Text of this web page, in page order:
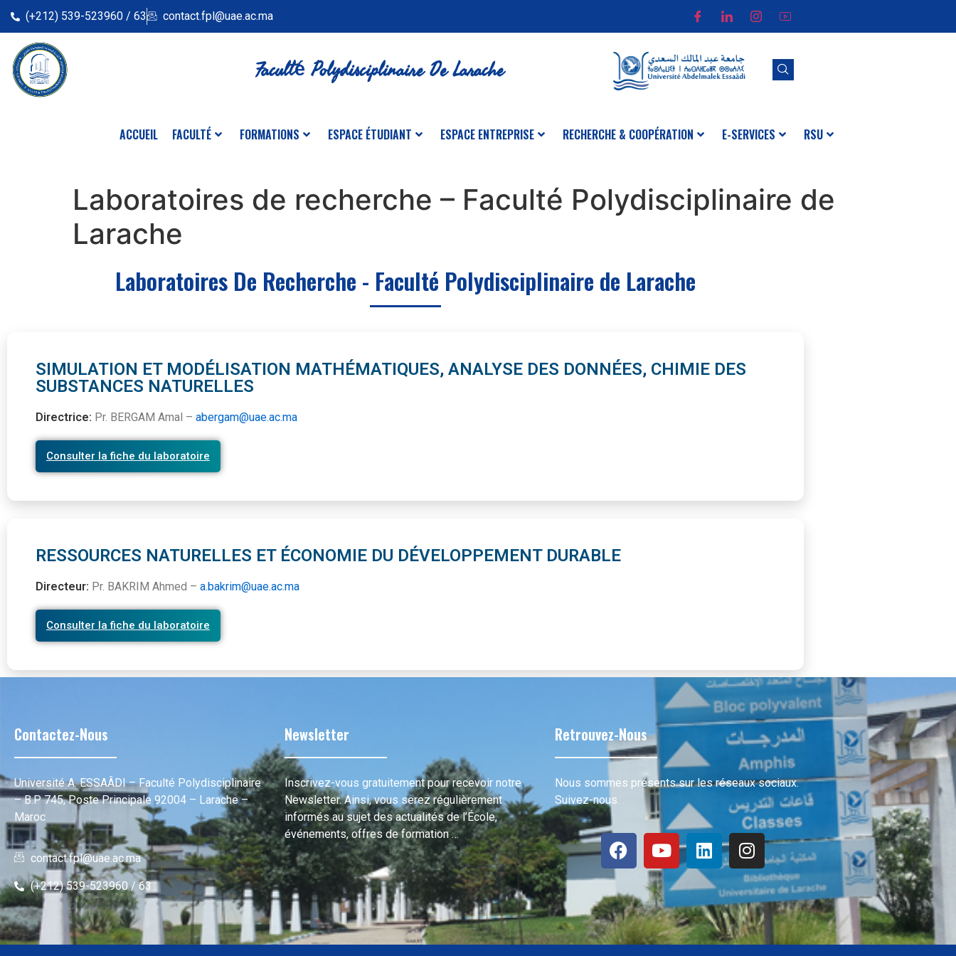
(+212) 539-523960 / 63 contact.fpl@uae.ac.ma
Faculté Polydisciplinaire De Larache
ACCUEIL FACULTÉ FORMATIONS ESPACE ÉTUDIANT ESPACE ENTREPRISE RECHERCHE & COOPÉRATION E-SERVICES RSU
Laboratoires de recherche – Faculté Polydisciplinaire de
Larache
Laboratoires De Recherche - Faculté Polydisciplinaire de Larache
SIMULATION ET MODÉLISATION MATHÉMATIQUES, ANALYSE DES DONNÉES, CHIMIE DES
SUBSTANCES NATURELLES
Directrice: Pr. BERGAM Amal – abergam@uae.ac.ma
Consulter la fiche du laboratoire
RESSOURCES NATURELLES ET ÉCONOMIE DU DÉVELOPPEMENT DURABLE
Directeur: Pr. BAKRIM Ahmed – a.bakrim@uae.ac.ma
Consulter la fiche du laboratoire
Contactez-Nous
Université A. ESSAÂDI – Faculté Polydisciplinaire
– B.P 745, Poste Principale 92004 – Larache –
Maroc
contact.fpl@uae.ac.ma
(+212) 539-523960 / 63
Newsletter
Inscrivez-vous gratuitement pour recevoir notre
Newsletter. Ainsi, vous serez régulièrement
informés au sujet des actualités de l’École,
événements, offres de formation …
Retrouvez-Nous
Nous sommes présents sur les réseaux sociaux.
Suivez-nous.